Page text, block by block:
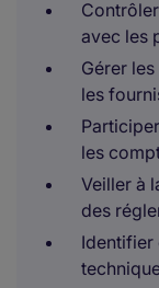
avec les
Gérer
les
les
Veiller à
des
Identifier